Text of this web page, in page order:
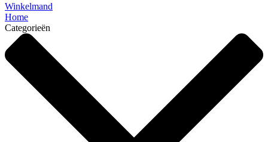
Winkelmand
Home
Categorieën